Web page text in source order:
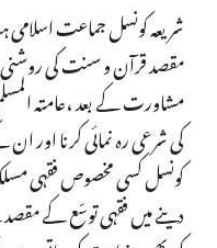
شریعہ کونسل جماعت
مقصد قرآن و سنت کی
مشاورت کے بعد ،عامتہ
کی شرعی رہ نمائی کرنا اور
کونسل کسی مخصوص فقہی
دینے میں فقہی توسّع کے